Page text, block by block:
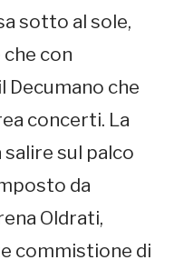
sotto al sole,
con
che
concerti. La
sul palco
da
Oldrati,
commistione di